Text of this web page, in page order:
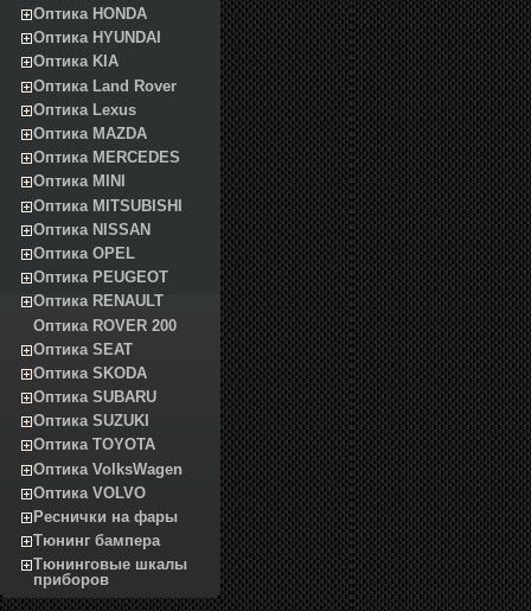
Оптика HONDA
Оптика HYUNDAI
Оптика KIA
Оптика Land Rover
Оптика Lexus
Оптика MAZDA
Оптика MERCEDES
Оптика MINI
Оптика MITSUBISHI
Оптика NISSAN
Оптика OPEL
Оптика PEUGEOT
Оптика RENAULT
Оптика ROVER 200
Оптика SEAT
Оптика SKODA
Оптика SUBARU
Оптика SUZUKI
Оптика TOYOTA
Оптика VolksWagen
Оптика VOLVO
Реснички на фары
Тюнинг бампера
Тюнинговые шкалы
приборов